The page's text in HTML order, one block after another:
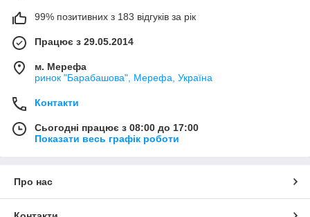
99% позитивних з 183 відгуків за рік
Працює з 29.05.2014
м. Мерефа
ринок "Барабашова", Мерефа, Україна
Контакти
Сьогодні працює з 08:00 до 17:00
Показати весь графік роботи
Про нас